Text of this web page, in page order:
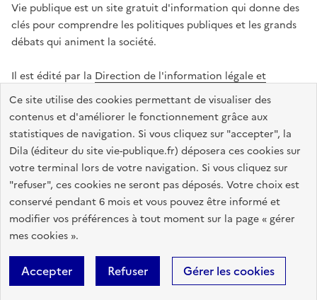
Ce site utilise des cookies permettant de visualiser des
contenus et d'améliorer le fonctionnement grâce aux
statistiques de navigation. Si vous cliquez sur "accepter", la
Dila (éditeur du site vie-publique.fr) déposera ces cookies sur
votre terminal lors de votre navigation. Si vous cliquez sur
"refuser", ces cookies ne seront pas déposés. Votre choix est
conservé pendant 6 mois et vous pouvez être informé et
modifier vos préférences à tout moment sur la page « gérer
mes cookies ».
Accepter Refuser Gérer les cookies
Vie publique est un site gratuit d'information qui donne des
clés pour comprendre les politiques publiques et les grands
débats qui animent la société.
Il est édité par la Direction de l'information légale et
administrative
legifrance.gouv.fr info.gouv.fr
data.gouv.fr
service-public.gouv.fr
Accessibilité : totalement conforme
Données personnelles
Sauf mention contraire, tous les textes de ce site sont sous